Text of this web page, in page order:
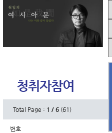
청취자참여
Total Page : 1 / 6 (61)
번호